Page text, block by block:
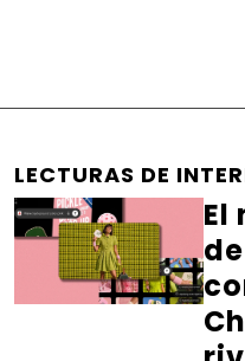
LECTURAS DE
El